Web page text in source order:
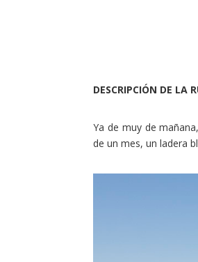
DESCRIPCIÓN DE LA
Ya de muy de
de un mes, un ladera